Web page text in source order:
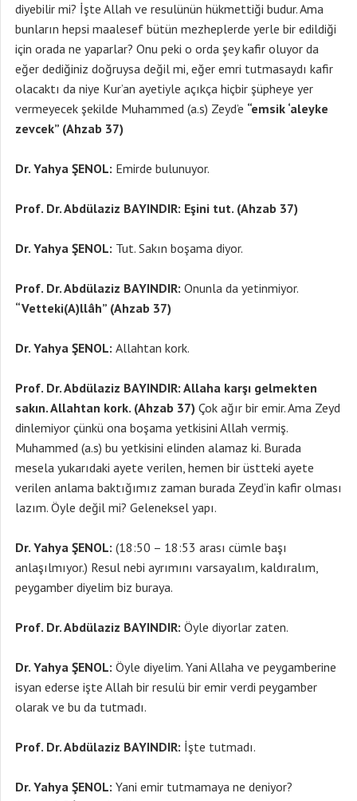
diyebilir mi? İşte Allah ve resulünün hükmettiği budur. Ama
bunların hepsi maalesef bütün mezheplerde yerle bir edildiği
için orada ne yaparlar? Onu peki o orda şey kafir oluyor da
eğer dediğiniz doğruysa değil mi, eğer emri tutmasaydı kafir
olacaktı da niye Kur’an ayetiyle açıkça hiçbir şüpheye yer
vermeyecek şekilde Muhammed (a.s) Zeyd’e “emsik ‘aleyke
zevcek” (Ahzab 37)
Dr. Yahya ŞENOL: Emirde bulunuyor.
Prof. Dr. Abdülaziz BAYINDIR: Eşini tut. (Ahzab 37)
Dr. Yahya ŞENOL: Tut. Sakın boşama diyor.
Prof. Dr. Abdülaziz BAYINDIR: Onunla da yetinmiyor.
“Vetteki(A)llâh” (Ahzab 37)
Dr. Yahya ŞENOL: Allahtan kork.
Prof. Dr. Abdülaziz BAYINDIR: Allaha karşı gelmekten
sakın. Allahtan kork. (Ahzab 37) Çok ağır bir emir. Ama Zeyd
dinlemiyor çünkü ona boşama yetkisini Allah vermiş.
Muhammed (a.s) bu yetkisini elinden alamaz ki. Burada
mesela yukarıdaki ayete verilen, hemen bir üstteki ayete
verilen anlama baktığımız zaman burada Zeyd’in kafir olması
lazım. Öyle değil mi? Geleneksel yapı.
Dr. Yahya ŞENOL: (18:50 – 18:53 arası cümle başı
anlaşılmıyor.) Resul nebi ayrımını varsayalım, kaldıralım,
peygamber diyelim biz buraya.
Prof. Dr. Abdülaziz BAYINDIR: Öyle diyorlar zaten.
Dr. Yahya ŞENOL: Öyle diyelim. Yani Allaha ve peygamberine
isyan ederse işte Allah bir resulü bir emir verdi peygamber
olarak ve bu da tutmadı.
Prof. Dr. Abdülaziz BAYINDIR: İşte tutmadı.
Dr. Yahya ŞENOL: Yani emir tutmamaya ne deniyor?